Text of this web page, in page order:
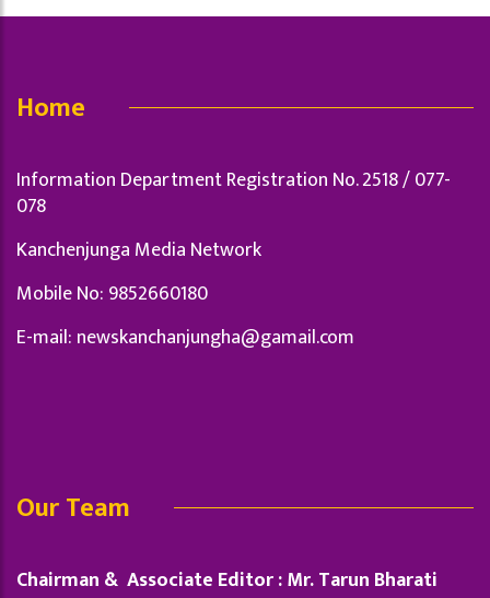
Home
Information Department Registration No. 2518 / 077-
078
Kanchenjunga Media Network
Mobile No: 9852660180
E-mail: newskanchanjungha@gamail.com
Our Team
Chairman & Associate Editor : Mr. Tarun Bharati